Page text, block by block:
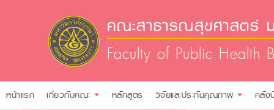
คณะสาธารณสุขศาสตร์
Faculty of Public Health
หน้าแรก เกี่ยวกับคณะ หลักสูตร วิจัยและประกันคุณภาพ คลั